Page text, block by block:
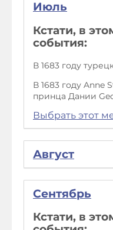
Июль
Кстати, в
события:
В 1683 году
В 1683 году Anne
принца Дании
Выбрать этот
Август
Сентябрь
Кстати, в